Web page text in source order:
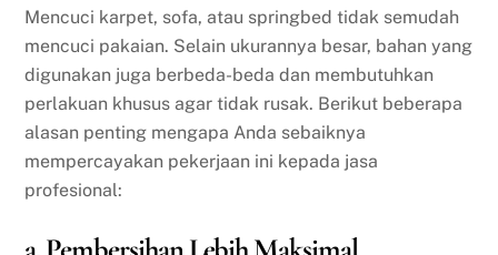
Mencuci karpet, sofa, atau springbed tidak semudah
mencuci pakaian. Selain ukurannya besar, bahan yang
digunakan juga berbeda-beda dan membutuhkan
perlakuan khusus agar tidak rusak. Berikut beberapa
alasan penting mengapa Anda sebaiknya
mempercayakan pekerjaan ini kepada jasa
profesional: